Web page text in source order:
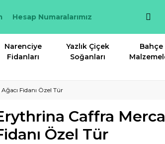
Hesap Numaralarımız
Narenciye
Fidanları
Yazlık Çiçek
Soğanları
Bahçe
Fidanı Özel Tür
Caffra
Özel Tür